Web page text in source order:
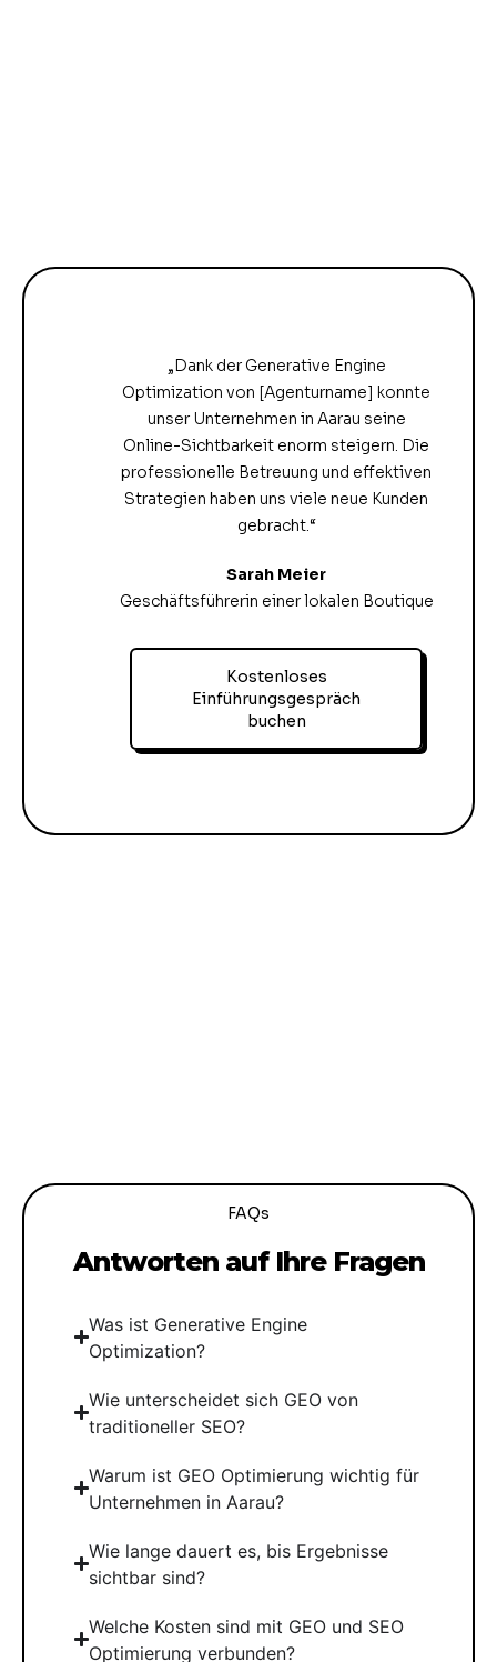
„Dank der Generative Engine
Optimization von [Agenturname] konnte
unser Unternehmen in Aarau seine
Online-Sichtbarkeit enorm steigern. Die
professionelle Betreuung und effektiven
Strategien haben uns viele neue Kunden
gebracht.“
Sarah Meier
Geschäftsführerin einer lokalen Boutique
Kostenloses
Einführungsgespräch
buchen
FAQs
Antworten auf Ihre Fragen
Was ist Generative Engine
Optimization?
Wie unterscheidet sich GEO von
traditioneller SEO?
Warum ist GEO Optimierung wichtig für
Unternehmen in Aarau?
Wie lange dauert es, bis Ergebnisse
sichtbar sind?
Welche Kosten sind mit GEO und SEO
Optimierung verbunden?